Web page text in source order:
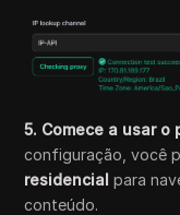
5. Comece a usar o
configuração, você
residencial para
conteúdo.